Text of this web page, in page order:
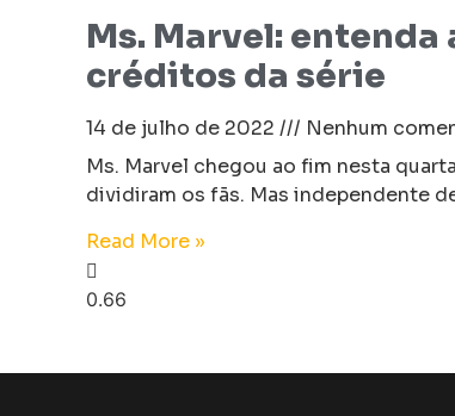
Ms. Marvel: entenda
créditos da série
14 de julho de 2022
Nenhum
Ms. Marvel chegou ao fim nesta
dividiram os fãs. Mas independente
Read More »